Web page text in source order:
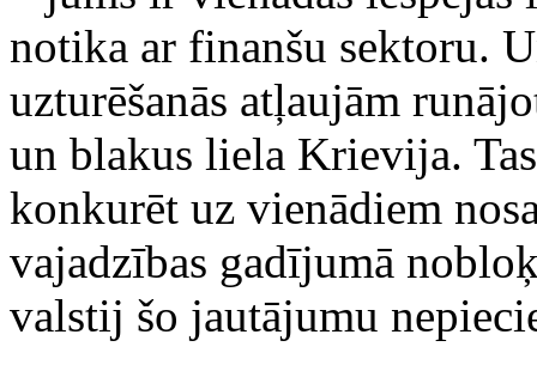
notika ar finanšu sektoru.
uzturēšanās atļaujām
un blakus liela Krievija.
konkurēt uz vienādiem
vajadzības gadījumā
valstij šo jautājumu